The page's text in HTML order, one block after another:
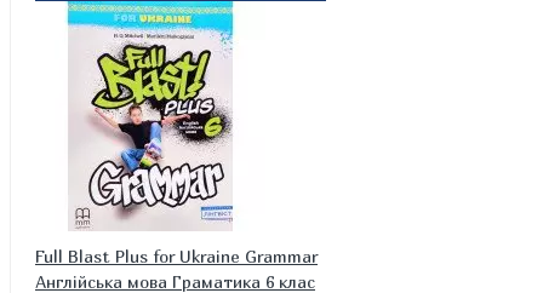
Full Blast Plus for Ukraine Grammar
Англійська мова Граматика 6 клас